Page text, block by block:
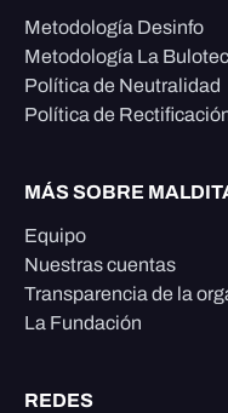
Metodología Desinfo
Metodología La
Política de Neutralidad
Política de
MÁS SOBRE
Equipo
Nuestras cuentas
Transparencia de la
La Fundación
REDES